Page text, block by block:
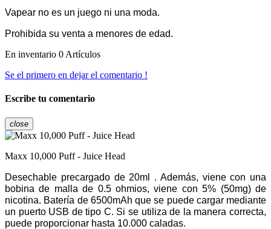
Vapear no es un juego ni una moda.
Prohibida su venta a menores de edad.
En inventario 0 Artículos
Se el primero en dejar el comentario !
Escribe tu comentario
close
Maxx 10,000 Puff - Juice Head
Desechable precargado de 20ml . Además, viene con una
bobina de malla de 0.5 ohmios, viene con 5% (50mg) de
nicotina. Batería de 6500mAh que se puede cargar mediante
un puerto USB de tipo C. Si se utiliza de la manera correcta,
puede proporcionar hasta 10.000 caladas.